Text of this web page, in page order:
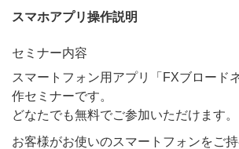
スマホアプリ操作説明
セミナー内容
スマートフォン用アプリ「FXブロード
作セミナーです。
どなたでも無料でご参加いただけます。
お客様がお使いのスマートフォンをご